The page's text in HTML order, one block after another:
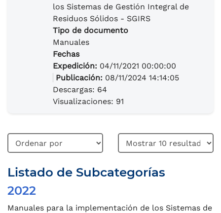
los Sistemas de Gestión Integral de
Residuos Sólidos - SGIRS
Tipo de documento
Manuales
Fechas
Expedición: 04/11/2021 00:00:00
Publicación: 08/11/2024 14:14:05
Descargas: 64
Visualizaciones: 91
Listado de Subcategorías
subcategoría
2022
Manuales para la implementación de los Sistemas de